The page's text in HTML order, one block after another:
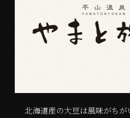
北海道産の大豆は風味がちが